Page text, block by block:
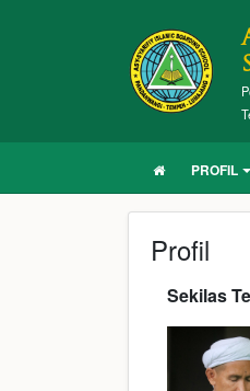
PROFIL
Profil
Sekilas